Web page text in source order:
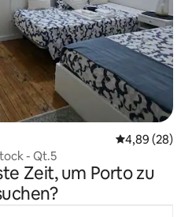
4,89 (28)
- Qt.5
Zeit, um Porto zu